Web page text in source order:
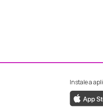
da RTP
Instagram da
Instale a